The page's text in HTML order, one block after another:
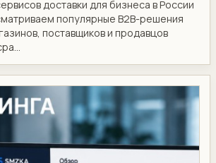
доставки для бизнеса в России
популярные B2B-решения
поставщиков и продавцов